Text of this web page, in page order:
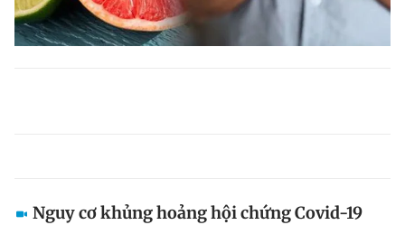
Nguy cơ khủng hoảng hội chứng Covid-19